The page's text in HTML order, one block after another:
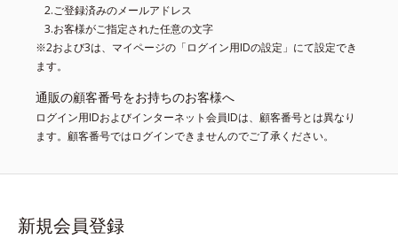
ご登録済みのメールアドレス
お客様がご指定された任意の文字
※2および3は、マイページの「ログイン用IDの設定」にて設定でき
ます。
通販の顧客番号をお持ちのお客様へ
ログイン用IDおよびインターネット会員IDは、顧客番号とは異なり
ます。顧客番号ではログインできませんのでご了承ください。
新規会員登録